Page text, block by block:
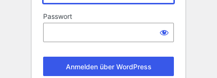
Passwort